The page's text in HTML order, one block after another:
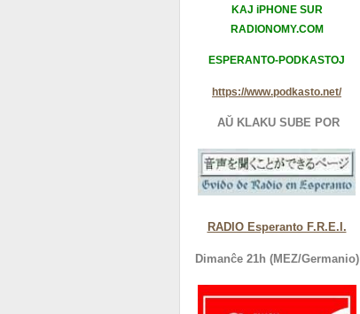
KAJ iPHONE SUR
RADIONOMY.COM
ESPERANTO-PODKASTOJ
https://www.podkasto.net/
AŬ KLAKU SUBE POR
RADIO Esperanto F.R.E.I.
Dimanĉe 21h (MEZ/Germanio)